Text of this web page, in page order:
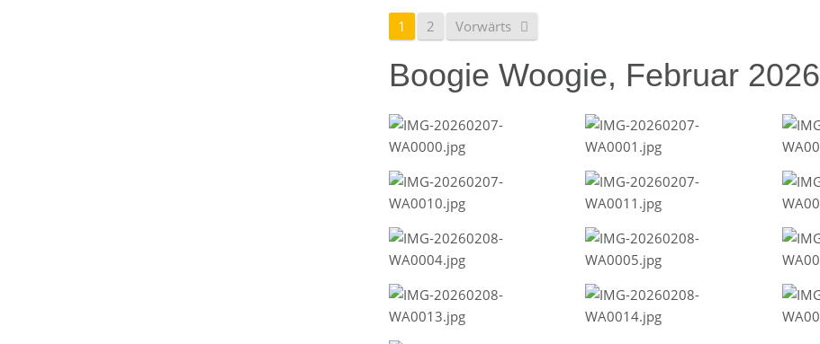
1 2 Vorwärts
Boogie Woogie, Februar 2026